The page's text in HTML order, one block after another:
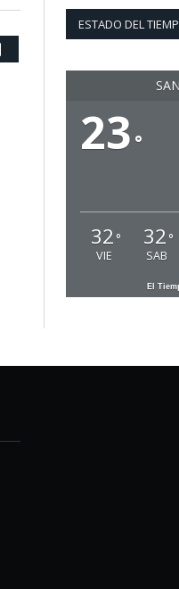
Email
ESTADO DEL
23 °
32 °
VIE
32 °
SAB
El